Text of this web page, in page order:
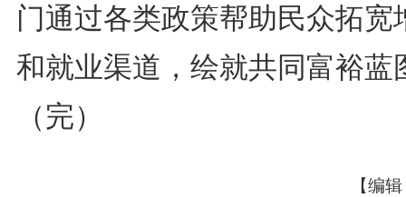
门通过各类政策帮助民众拓宽
和就业渠道，绘就共同富裕蓝
（完）
【编